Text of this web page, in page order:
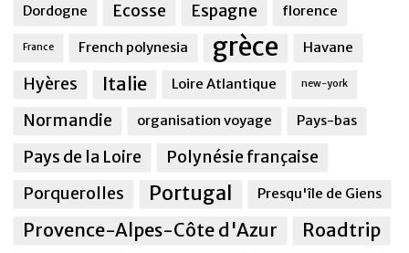
Dordogne Ecosse Espagne florence
France French polynesia grèce Havane
Hyères Italie Loire Atlantique new-york
Normandie organisation voyage Pays-bas
Pays de la Loire
Polynésie française
Porquerolles
Portugal Presqu'île de Giens
Provence-Alpes-Côte d'Azur Roadtrip